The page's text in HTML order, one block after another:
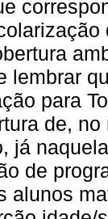
lembrar
para
de,
já
de
alunos